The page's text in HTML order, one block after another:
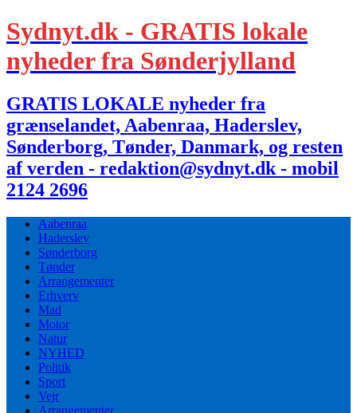
Sydnyt.dk - GRATIS lokale
nyheder fra Sønderjylland
GRATIS LOKALE nyheder fra
grænselandet, Aabenraa, Haderslev,
Sønderborg, Tønder, Danmark, og resten
af verden - redaktion@sydnyt.dk - mobil
2124 2696
Aabenraa
Haderslev
Sønderborg
Tønder
Arrangementer
Erhverv
Mad
Motor
Natur
NYHED
Politik
Sport
Vejr
Arrangementer